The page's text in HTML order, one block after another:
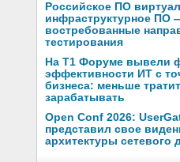
Российское ПО
инфраструктурное ПО
востребованные
тестирования
На Т1 Форуме вывели
эффективности ИТ с
бизнеса: меньше
зарабатывать
Open Conf 2026:
представил свое
архитектуры сетевого